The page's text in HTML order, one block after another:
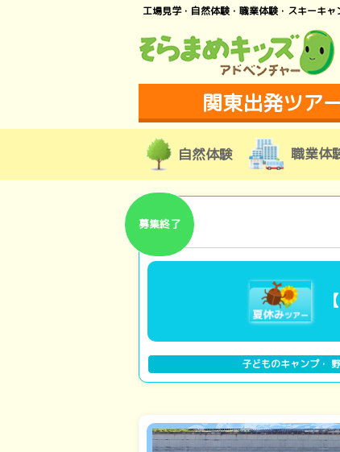
工場見学・自然体験・職業体験・スキーキ
関東出発ツア
自然体験 職業体
募集終了
子どものキャンプ・